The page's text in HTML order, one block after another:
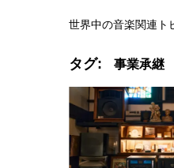
世界中の音楽関連ト
タグ: 事業承継